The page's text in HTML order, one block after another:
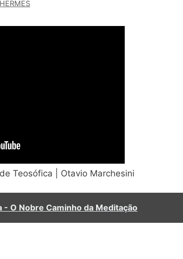
Teosófica | Otavio Marchesini
- O Nobre Caminho da Meditação